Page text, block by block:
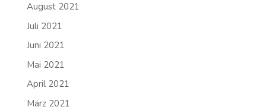
August 2021
Juli 2021
Juni 2021
Mai 2021
April 2021
März 2021